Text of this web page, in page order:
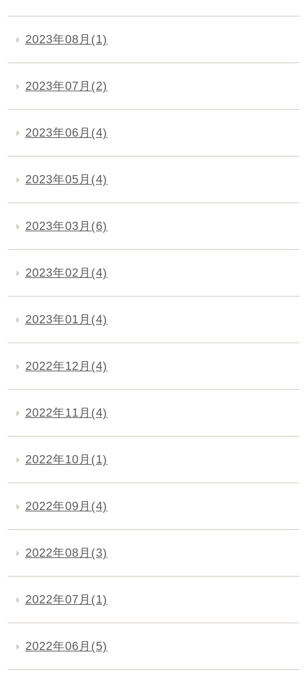
2023年08月(1)
2023年07月(2)
2023年06月(4)
2023年05月(4)
2023年03月(6)
2023年02月(4)
2023年01月(4)
2022年12月(4)
2022年11月(4)
2022年10月(1)
2022年09月(4)
2022年08月(3)
2022年07月(1)
2022年06月(5)